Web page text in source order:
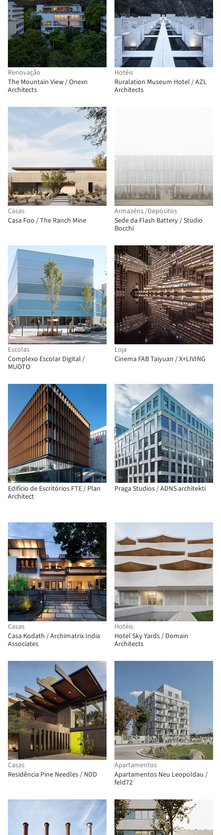
Renovação
The Mountain View / Onexn
Architects
Hotéis
Ruralation Museum Hotel / AZL
Architects
Casas
Casa Foo / The Ranch Mine
Armazéns /Depósitos
Sede da Flash Battery / Studio
Bocchi
Escolas
Complexo Escolar Digital /
MUOTO
Loja
Cinema FAB Taiyuan / X+LIVING
Edifício de Escritórios FTE / Plan
Architect
Praga Studios / ADNS architekti
Casas
Casa Kodath / Archimatrix India
Associates
Hotéis
Hotel Sky Yards / Domain
Architects
Casas
Residência Pine Needles / NDD
Apartamentos
Apartamentos Neu Leopoldau /
feld72